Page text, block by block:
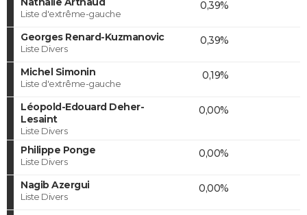
Liste d'extrême-gauche
0,39%
Georges Renard-Kuzmanovic
Liste Divers
0,39%
Michel Simonin
Liste d'extrême-gauche
0,19%
Léopold-Edouard Deher-
Lesaint
Liste Divers
0,00%
Philippe Ponge
Liste Divers
0,00%
Nagib Azergui
Liste Divers
0,00%